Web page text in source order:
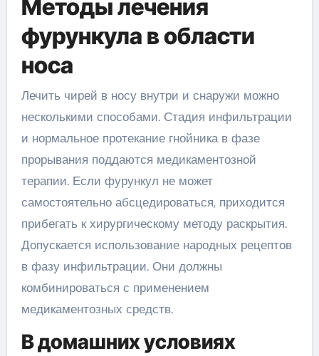
Методы лечения
фурункула в области
носа
Лечить чирей в носу внутри и снаружи можно
несколькими способами. Стадия инфильтрации
и нормальное протекание гнойника в фазе
прорывания поддаются медикаментозной
терапии. Если фурункул не может
самостоятельно абсцедироваться, приходится
прибегать к хирургическому методу раскрытия.
Допускается использование народных рецептов
в фазу инфильтрации. Они должны
комбинироваться с применением
медикаментозных средств.
В домашних условиях